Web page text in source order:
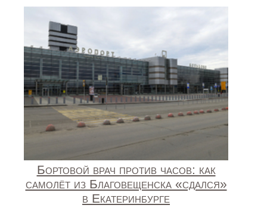
Бортовой врач против часов: как
самолёт из Благовещенска «сдался»
в Екатеринбурге